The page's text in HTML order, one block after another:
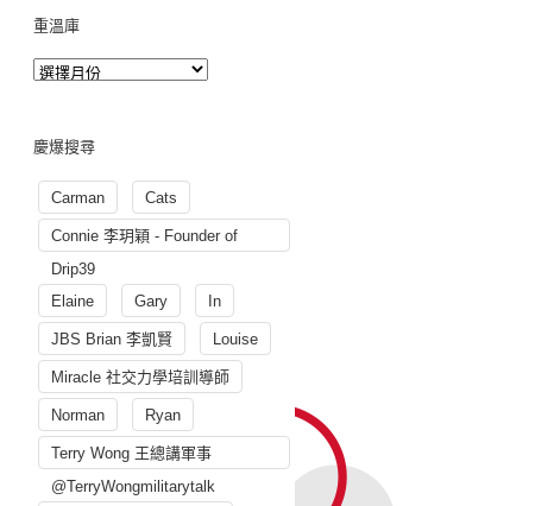
重溫庫
慶爆搜尋
Carman Cats
Connie 李玥穎 - Founder of
Drip39
Elaine
Gary In
JBS Brian 李凱賢 Louise
Miracle 社交力學培訓導師
Norman Ryan
Terry Wong 王總講軍事
@TerryWongmilitarytalk